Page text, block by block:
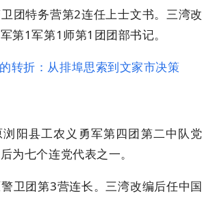
团特务营第2连任上士文书。三湾改
第1军第1师第1团团部书记。
阳县工农义勇军第四团第二中队党
为七个连党代表之一。
卫团第3营连长。三湾改编后任中国